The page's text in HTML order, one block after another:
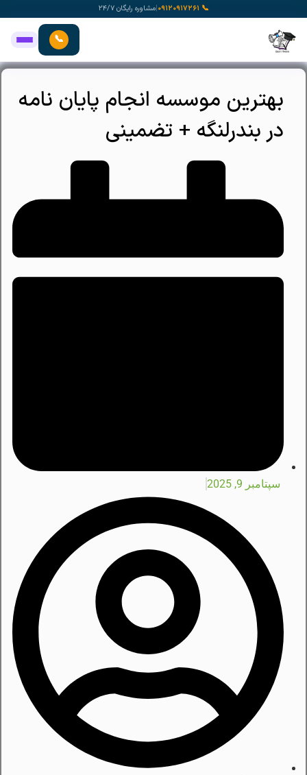
به
محتوا
📞 ۰۹۱۲۰۹۱۷۲۶۱ |مشاوره رایگان ۲۴/۷
📞
بهترین موسسه انجام پایان نامه
در بندرلنگه + تضمینی
سپتامبر 9, 2025